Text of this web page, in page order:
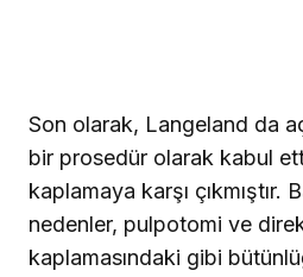
Son olarak, Langeland da
bir prosedür olarak kabul
kaplamaya karşı çıkmıştır.
nedenler, pulpotomi ve
kaplamasındaki gibi